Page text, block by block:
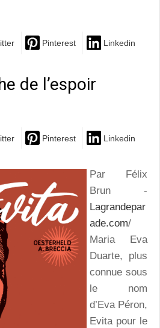
Pinterest Linkedin
de l’espoir
Pinterest Linkedin
Par Félix
Brun -
Lagrandepar
ade.com/
Maria Eva
Duarte, plus
connue sous
le nom
d’Eva Péron,
Evita pour le